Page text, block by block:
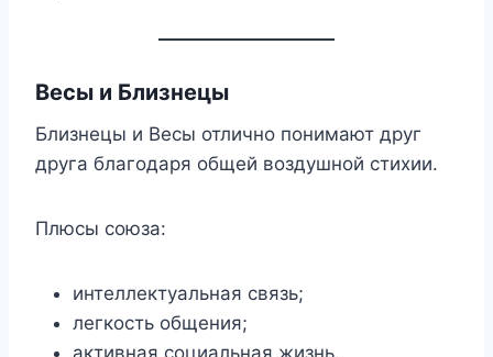
Весы и Близнецы
Близнецы и Весы отлично понимают друг
друга благодаря общей воздушной стихии.
Плюсы союза:
интеллектуальная связь;
легкость общения;
активная социальная жизнь.